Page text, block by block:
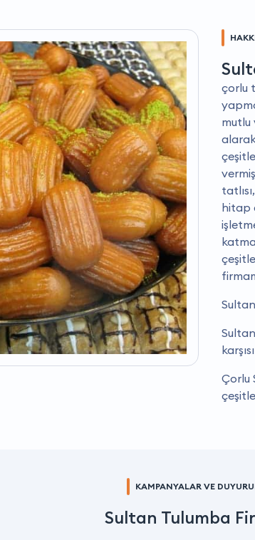
çorlu
mutlu
hitap
Çorlu
KAMPANYALAR VE
Sultan Tulumba